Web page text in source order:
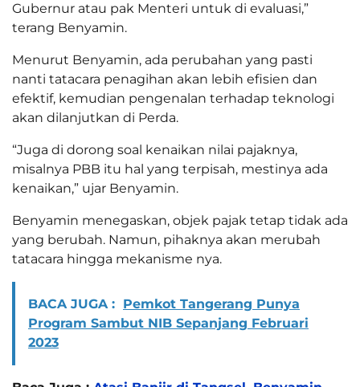
Gubernur atau pak Menteri untuk di evaluasi,”
terang Benyamin.
Menurut Benyamin, ada perubahan yang pasti
nanti tatacara penagihan akan lebih efisien dan
efektif, kemudian pengenalan terhadap teknologi
akan dilanjutkan di Perda.
“Juga di dorong soal kenaikan nilai pajaknya,
misalnya PBB itu hal yang terpisah, mestinya ada
kenaikan,” ujar Benyamin.
Benyamin menegaskan, objek pajak tetap tidak ada
yang berubah. Namun, pihaknya akan merubah
tatacara hingga mekanisme nya.
BACA JUGA : Pemkot Tangerang Punya
Program Sambut NIB Sepanjang Februari
2023